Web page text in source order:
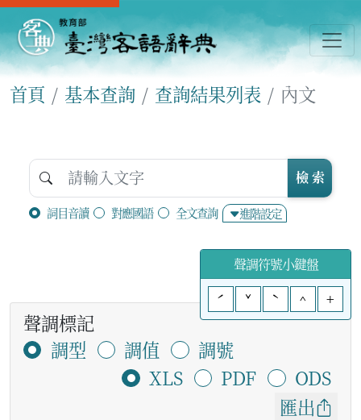
首頁 基本查詢 查詢結果列表 內文
詞目音讀 對應國語 全文查詢 進階設定
檢 索
聲調符號小鍵盤
ˊ
ˇ ˋ ^ +
聲調標記
調型
調值
調號
XLS
PDF
ODS
匯出